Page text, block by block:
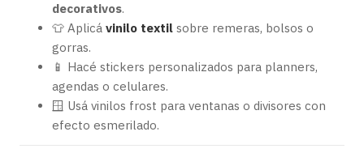
decorativos.
👕 Aplicá vinilo textil sobre remeras, bolsos o
gorras.
📱 Hacé stickers personalizados para planners,
agendas o celulares.
🪟 Usá vinilos frost para ventanas o divisores con
efecto esmerilado.